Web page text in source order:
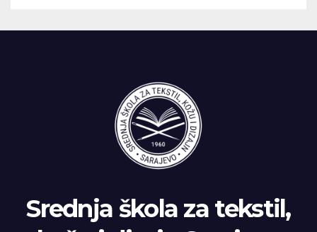
Srednja škola za tekstil,